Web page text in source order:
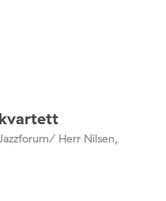
Herr Nilsen,